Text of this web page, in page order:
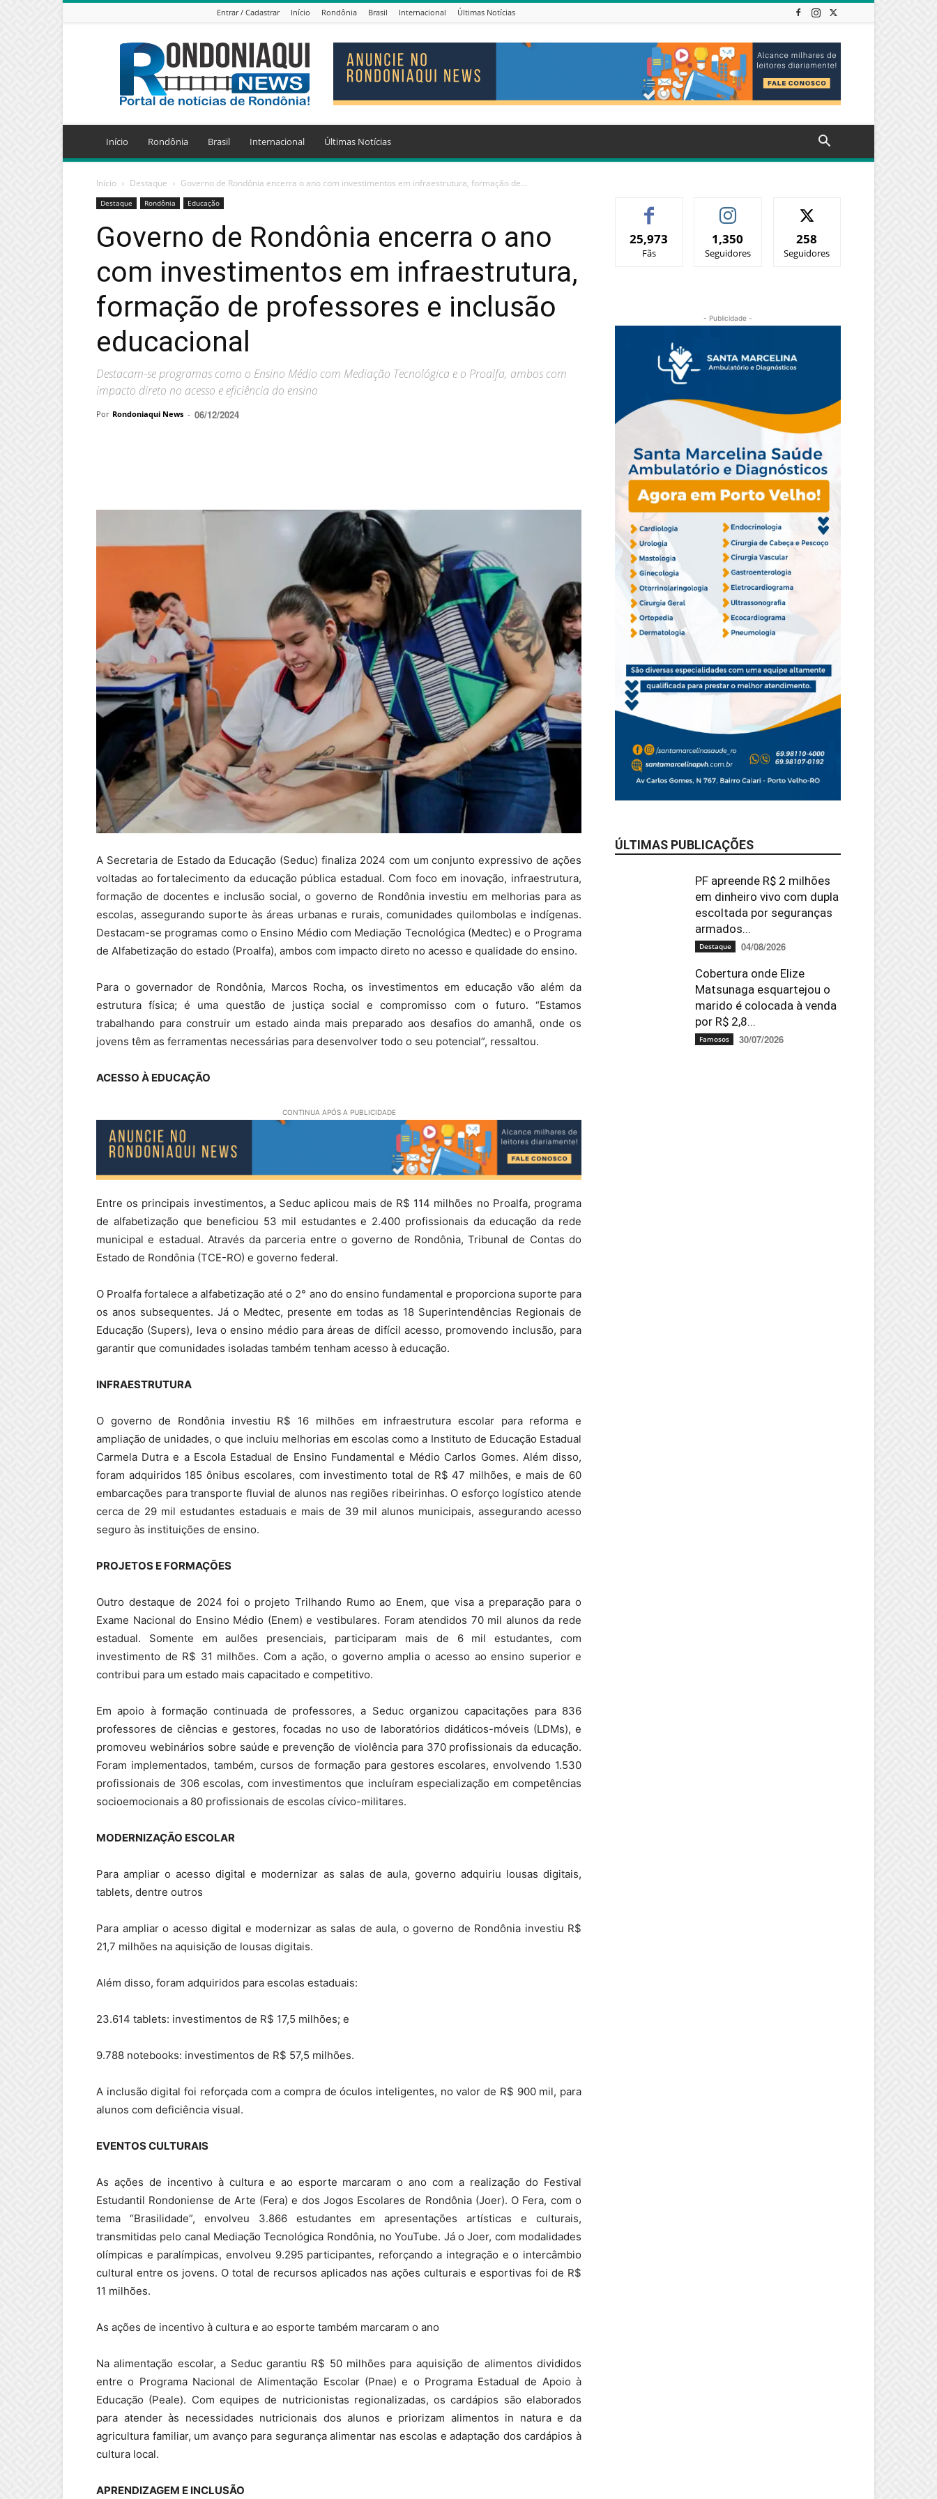
Entrar / Cadastrar Início Rondônia Brasil Internacional Últimas Notícias
Jornal
Eletrônico
Rondoniaqui
News
Início Rondônia Brasil Internacional Últimas Notícias
Início Destaque Governo de Rondônia encerra o ano com investimentos em infraestrutura, formação de...
Destaque Rondônia Educação
Governo de Rondônia encerra o ano
com investimentos em infraestrutura,
formação de professores e inclusão
educacional
Destacam-se programas como o Ensino Médio com Mediação Tecnológica e o Proalfa, ambos com
impacto direto no acesso e eficiência do ensino
Por Rondoniaqui News - 06/12/2024
A Secretaria de Estado da Educação (Seduc) finaliza 2024 com um conjunto expressivo de ações
voltadas ao fortalecimento da educação pública estadual. Com foco em inovação, infraestrutura,
formação de docentes e inclusão social, o governo de Rondônia investiu em melhorias para as
escolas, assegurando suporte às áreas urbanas e rurais, comunidades quilombolas e indígenas.
Destacam-se programas como o Ensino Médio com Mediação Tecnológica (Medtec) e o Programa
de Alfabetização do estado (Proalfa), ambos com impacto direto no acesso e qualidade do ensino.
Para o governador de Rondônia, Marcos Rocha, os investimentos em educação vão além da
estrutura física; é uma questão de justiça social e compromisso com o futuro. “Estamos
trabalhando para construir um estado ainda mais preparado aos desafios do amanhã, onde os
jovens têm as ferramentas necessárias para desenvolver todo o seu potencial”, ressaltou.
ACESSO À EDUCAÇÃO
CONTINUA APÓS A PUBLICIDADE
Entre os principais investimentos, a Seduc aplicou mais de R$ 114 milhões no Proalfa, programa
de alfabetização que beneficiou 53 mil estudantes e 2.400 profissionais da educação da rede
municipal e estadual. Através da parceria entre o governo de Rondônia, Tribunal de Contas do
Estado de Rondônia (TCE-RO) e governo federal.
O Proalfa fortalece a alfabetização até o 2° ano do ensino fundamental e proporciona suporte para
os anos subsequentes. Já o Medtec, presente em todas as 18 Superintendências Regionais de
Educação (Supers), leva o ensino médio para áreas de difícil acesso, promovendo inclusão, para
garantir que comunidades isoladas também tenham acesso à educação.
INFRAESTRUTURA
O governo de Rondônia investiu R$ 16 milhões em infraestrutura escolar para reforma e
ampliação de unidades, o que incluiu melhorias em escolas como a Instituto de Educação Estadual
Carmela Dutra e a Escola Estadual de Ensino Fundamental e Médio Carlos Gomes. Além disso,
foram adquiridos 185 ônibus escolares, com investimento total de R$ 47 milhões, e mais de 60
embarcações para transporte fluvial de alunos nas regiões ribeirinhas. O esforço logístico atende
cerca de 29 mil estudantes estaduais e mais de 39 mil alunos municipais, assegurando acesso
seguro às instituições de ensino.
PROJETOS E FORMAÇÕES
Outro destaque de 2024 foi o projeto Trilhando Rumo ao Enem, que visa a preparação para o
Exame Nacional do Ensino Médio (Enem) e vestibulares. Foram atendidos 70 mil alunos da rede
estadual. Somente em aulões presenciais, participaram mais de 6 mil estudantes, com
investimento de R$ 31 milhões. Com a ação, o governo amplia o acesso ao ensino superior e
contribui para um estado mais capacitado e competitivo.
Em apoio à formação continuada de professores, a Seduc organizou capacitações para 836
professores de ciências e gestores, focadas no uso de laboratórios didáticos-móveis (LDMs), e
promoveu webinários sobre saúde e prevenção de violência para 370 profissionais da educação.
Foram implementados, também, cursos de formação para gestores escolares, envolvendo 1.530
profissionais de 306 escolas, com investimentos que incluíram especialização em competências
socioemocionais a 80 profissionais de escolas cívico-militares.
MODERNIZAÇÃO ESCOLAR
Para ampliar o acesso digital e modernizar as salas de aula, governo adquiriu lousas digitais,
tablets, dentre outros
Para ampliar o acesso digital e modernizar as salas de aula, o governo de Rondônia investiu R$
21,7 milhões na aquisição de lousas digitais.
Além disso, foram adquiridos para escolas estaduais:
23.614 tablets: investimentos de R$ 17,5 milhões; e
9.788 notebooks: investimentos de R$ 57,5 milhões.
A inclusão digital foi reforçada com a compra de óculos inteligentes, no valor de R$ 900 mil, para
alunos com deficiência visual.
EVENTOS CULTURAIS
As ações de incentivo à cultura e ao esporte marcaram o ano com a realização do Festival
Estudantil Rondoniense de Arte (Fera) e dos Jogos Escolares de Rondônia (Joer). O Fera, com o
tema “Brasilidade”, envolveu 3.866 estudantes em apresentações artísticas e culturais,
transmitidas pelo canal Mediação Tecnológica Rondônia, no YouTube. Já o Joer, com modalidades
olímpicas e paralímpicas, envolveu 9.295 participantes, reforçando a integração e o intercâmbio
cultural entre os jovens. O total de recursos aplicados nas ações culturais e esportivas foi de R$
11 milhões.
As ações de incentivo à cultura e ao esporte também marcaram o ano
Na alimentação escolar, a Seduc garantiu R$ 50 milhões para aquisição de alimentos divididos
entre o Programa Nacional de Alimentação Escolar (Pnae) e o Programa Estadual de Apoio à
Educação (Peale). Com equipes de nutricionistas regionalizadas, os cardápios são elaborados
para atender às necessidades nutricionais dos alunos e priorizam alimentos in natura e da
agricultura familiar, um avanço para segurança alimentar nas escolas e adaptação dos cardápios à
cultura local.
APRENDIZAGEM E INCLUSÃO
25,973
Fãs
1,350
Seguidores
258
Seguidores
- Publicidade -
ÚLTIMAS PUBLICAÇÕES
PF apreende R$ 2 milhões
em dinheiro vivo com dupla
escoltada por seguranças
armados...
Destaque 04/08/2026
Cobertura onde Elize
Matsunaga esquartejou o
marido é colocada à venda
por R$ 2,8...
Famosos 30/07/2026